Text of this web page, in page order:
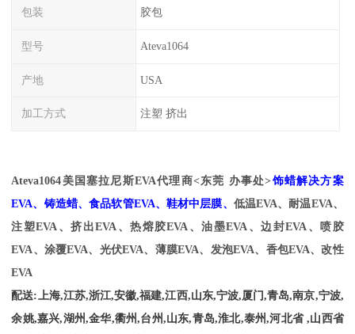
包装 胶包
型号 Ateva1064
产地 USA
加工方式 注塑 挤出
Ateva1064美国塞拉尼斯EVA代理商<东莞 办事处>饰蜡解决方案
EVA、铸造蜡、食品软管EVA、鞋材中层膜、 低温EVA、耐温EVA、
注塑EVA、挤出EVA、热熔胶EVA、油墨EVA、边封EVA、喷胶
EVA、涂覆EVA、光伏EVA、薄膜EVA、发泡EVA、香包EVA、改性
EVA
配送: 上海,江苏,浙江,安徽,福建,江西,山东,宁波,厦门,青岛,南京,宁波,
余姚,嘉兴,湖州,金华,衢州,台州,山东,青岛,淮北,泰州,河北省 ,山西省